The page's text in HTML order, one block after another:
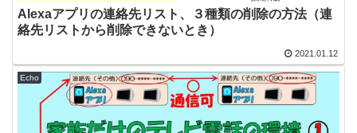
Alexaアプリの連絡先リスト、３種類の削除の方法（連
絡先リストから削除できないとき）
2021.01.12
Echo